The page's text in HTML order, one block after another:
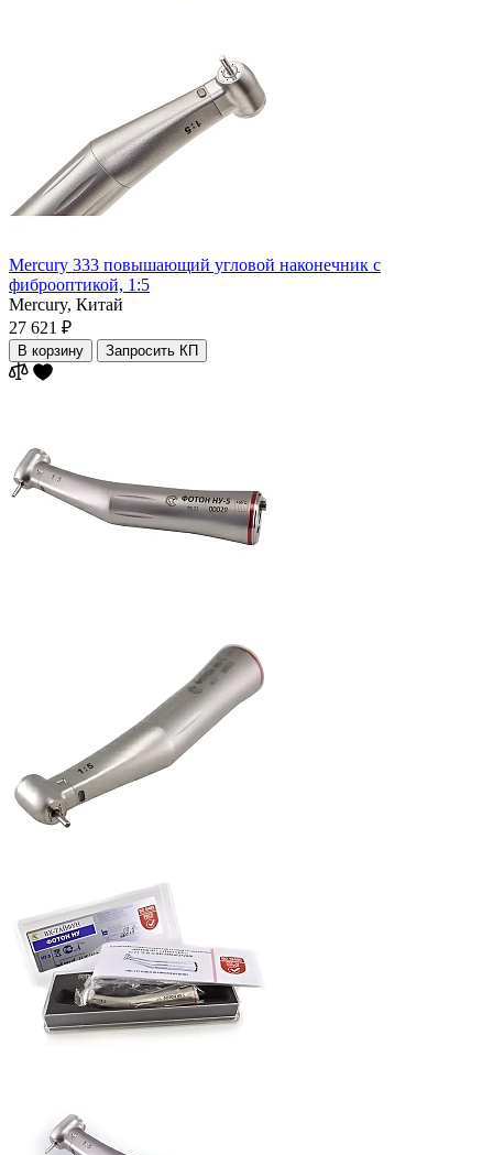
Mercury 333 повышающий угловой наконечник с
фиброоптикой, 1:5
Mercury, Китай
27 621 ₽
В корзину Запросить КП